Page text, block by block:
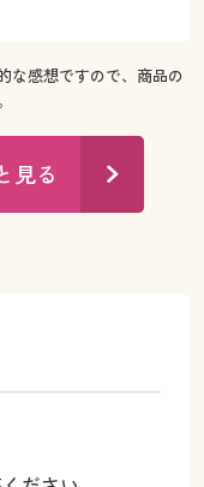
な感想ですので、商品の
見る